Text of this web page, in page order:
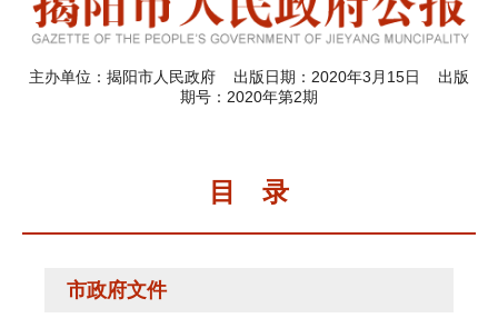
主办单位：揭阳市人民政府 出版日期：2020年3月15日 出版
期号：2020年第2期
目 录
市政府文件